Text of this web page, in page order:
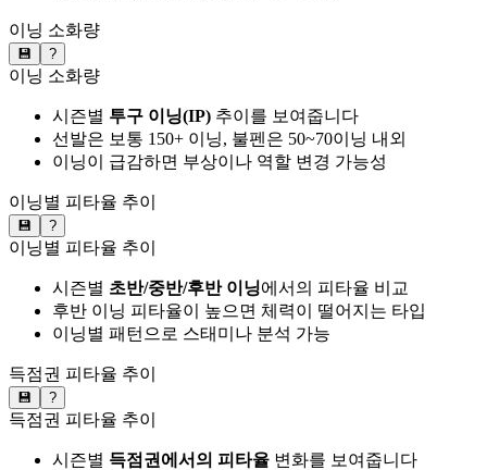
이닝 소화량
💾 ?
이닝 소화량
시즌별 투구 이닝(IP) 추이를 보여줍니다
선발은 보통 150+ 이닝, 불펜은 50~70이닝 내외
이닝이 급감하면 부상이나 역할 변경 가능성
이닝별 피타율 추이
💾 ?
이닝별 피타율 추이
시즌별 초반/중반/후반 이닝에서의 피타율 비교
후반 이닝 피타율이 높으면 체력이 떨어지는 타입
이닝별 패턴으로 스태미나 분석 가능
득점권 피타율 추이
💾 ?
득점권 피타율 추이
시즌별 득점권에서의 피타율 변화를 보여줍니다